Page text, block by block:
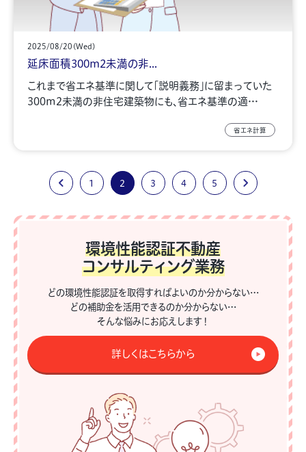
2025/08/20(Wed)
延床面積300m2未満の非...
これまで省エネ基準に関して「説明義務」に留まっていた
300m2未満の非住宅建築物にも、省エネ基準の適…
省エネ計算
1 2 3 4 5
環境性能認証不動産
コンサルティング業務
どの環境性能認証を取得すればよいのか分からない…
どの補助金を活用できるのか分からない…
そんな悩みにお応えします！
詳しくはこちらから